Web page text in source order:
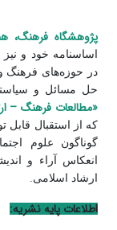
پژوهشگاه فرهنگ،
اساسنامه خود و
در حوزه‌های فرهنگ
حل مسائل و
«مطالعات فرهنگ –
که از استقبال قابل
گوناگون علوم
انعکاس آراء و
ارشاد اسلامی.
اطلاعات پایه نشریه: